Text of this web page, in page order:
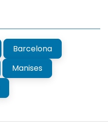
Barcelona
Manises